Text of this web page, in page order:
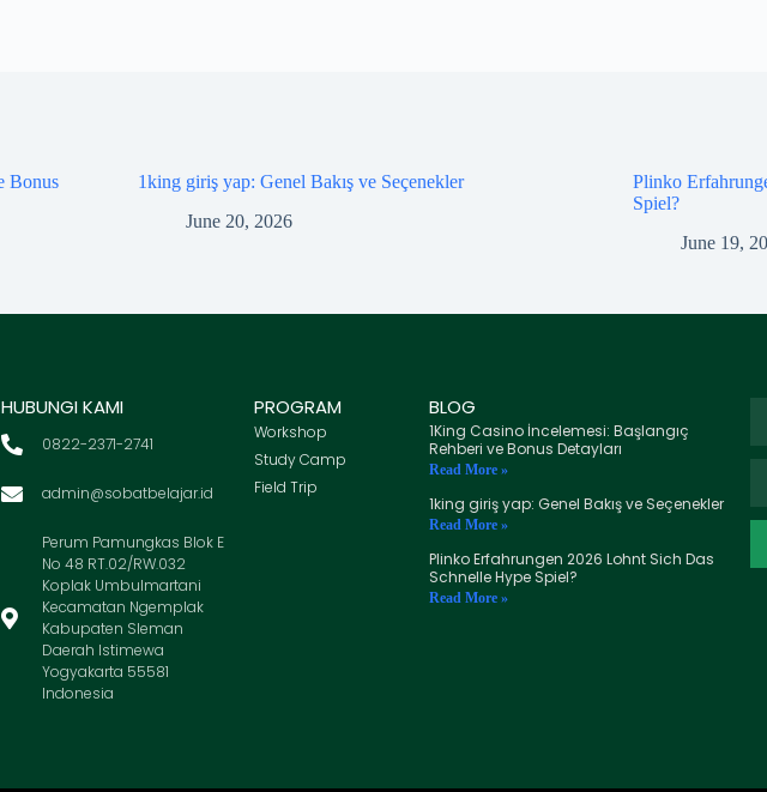
Bonus
1king giriş yap: Genel Bakış ve Seçenekler
June 20, 2026
Plinko
Spiel?
June 19,
HUBUNGI KAMI
0822-2371-2741
admin@sobatbelajar.id
Perum Pamungkas Blok E
No 48 RT.02/RW.032
Koplak Umbulmartani
Kecamatan Ngemplak
Kabupaten Sleman
Daerah Istimewa
Yogyakarta 55581
Indonesia
PROGRAM
Workshop
Study Camp
Field Trip
BLOG
1King Casino İncelemesi: Başlangıç
Rehberi ve Bonus Detayları
Read More »
1king giriş yap: Genel Bakış ve Seçenekler
Read More »
Plinko Erfahrungen 2026 Lohnt Sich Das
Schnelle Hype Spiel?
Read More »